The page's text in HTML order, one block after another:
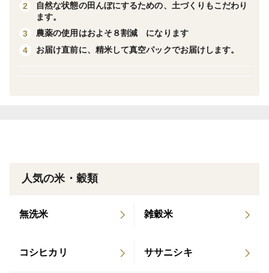
土づくりに力を入れています。
ＥＭ菌、米ぬかを田んぼに撒くことで、
微生物を増やし、
それに対して、アフコ秋山農場の「Riki-Saku」に
2
自然な状態の田んぼにするための、土づくりもこだわり
ます。
3
農薬の使用はおよそ８割減 になります
4
お届け直前に、精米して真空パックでお届けします。
人気の米・穀類
無洗米 雑穀米
コシヒカリ ササニシキ